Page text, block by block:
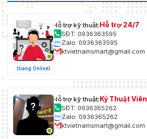
(Đang Online)
Hỗ trợ kỹ thuật:Hỗ trợ 24/7
SĐT: 0936363595
Zalo: 0936363595
ktvietnamsmart@gmail.com
Hỗ trợ kỹ thuật:Kỹ Thuật Viên
SĐT: 0936365262
Zalo: 0936365262
ktvietnamsmart@gmail.com